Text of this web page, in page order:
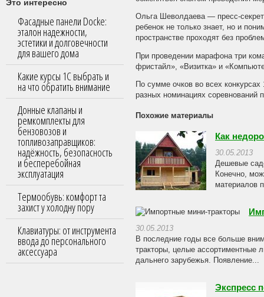
Это интересно
Фасадные панели Docke:
эталон надежности,
эстетики и долговечности
для вашего дома
Какие курсы 1С выбрать и
на что обратить внимание
Донные клапаны и
ремкомплекты для
бензовозов и
топливозаправщиков:
надёжность, безопасность
и бесперебойная
эксплуатация
Термообувь: комфорт та
захист у холодну пору
Клавиатуры: от инструмента
ввода до персонального
аксессуара
Ольга Шеволдаева — пресс-
ребенок не только знает, но и
пространстве проходят без
При проведении марафона три
фристайл», «Визитка» и
По сумме очков во всех
разных номинациях соревнований
Похожие материалы
Как
30.05.2013
Дешевые
Конечно,
материалов
30.05.2013
В последние годы все больше
тракторы, целые ассортиментные
дальнего зарубежья. Появление...
Экспресс